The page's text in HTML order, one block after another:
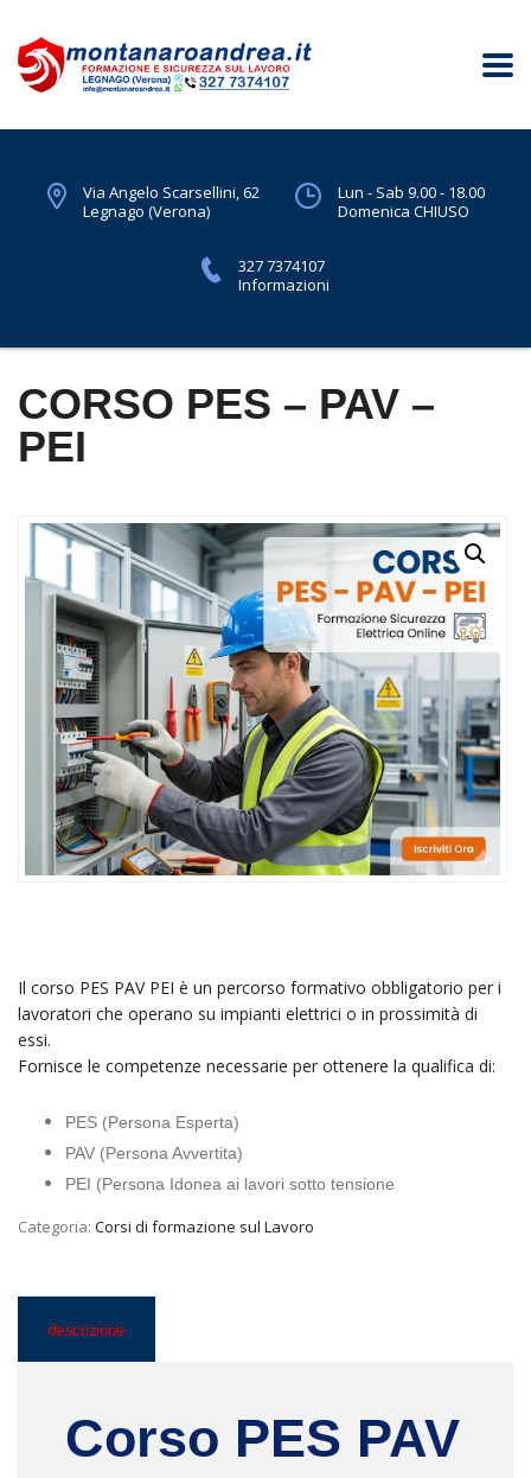
Via Angelo Scarsellini, 62
Legnago (Verona)
Lun - Sab 9.00 - 18.00
Domenica CHIUSO
327 7374107
Informazioni
CORSO PES – PAV –
PEI
Il corso PES PAV PEI è un percorso formativo obbligatorio per i
lavoratori che operano su impianti elettrici o in prossimità di
essi.
Fornisce le competenze necessarie per ottenere la qualifica di:
PES (Persona Esperta)
PAV (Persona Avvertita)
PEI (Persona Idonea ai lavori sotto tensione
Categoria: Corsi di formazione sul Lavoro
descrizione
Corso PES PAV